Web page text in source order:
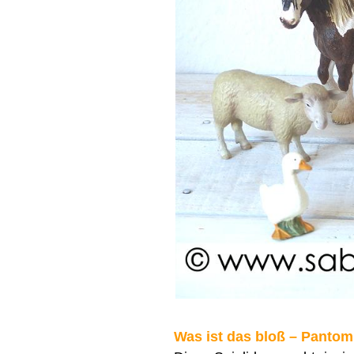
Was ist das bloß –